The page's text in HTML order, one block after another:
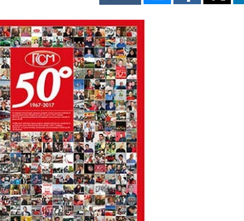
14/07/2026